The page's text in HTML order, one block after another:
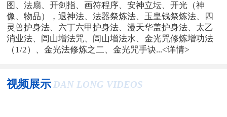
图、法扇、开剑指、画符程序、安神立坛、开光（神
像、物品），退神法、法器祭炼法、玉皇钱祭炼法、四
灵兽护身法、六丁六甲护身法、漫天华盖护身法、太乙
消业法、闾山增法咒、闾山增法水、金光咒修炼增功法
（1/2）、金光法修炼之二、金光咒手诀...<详情>
视频展示 DAN LONG VIDEOS